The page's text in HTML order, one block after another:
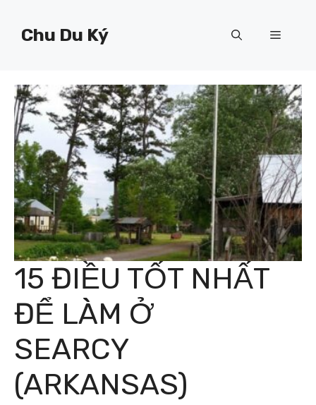
Chu Du Ký Menu
15 ĐIỀU TỐT NHẤT
ĐỂ LÀM Ở
SEARCY
(ARKANSAS)